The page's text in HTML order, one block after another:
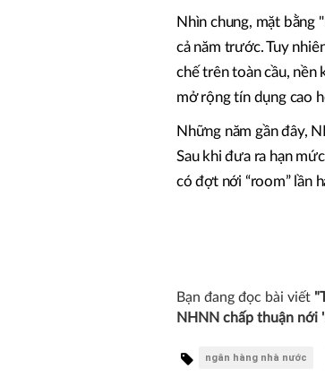
Nhìn chung, mặt
cả năm trước. Tuy
chế trên toàn cầu, nền
mở rộng tín dụng cao
Những năm gần đây,
Sau khi đưa ra hạn
có đợt nới “room” lần
Bạn đang đọc bài viết
NHNN chấp thuận nới
ngân hàng nhà nước